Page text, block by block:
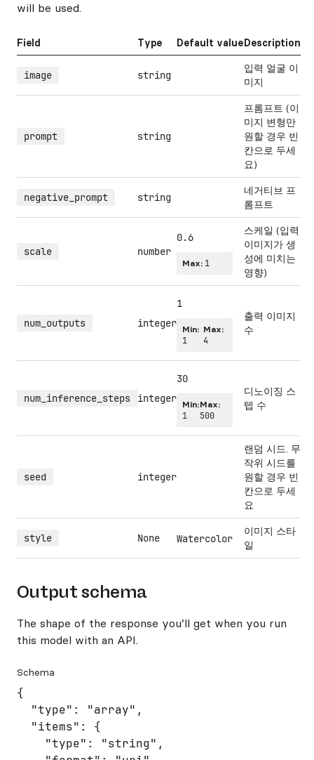
will be used.
Field Type Default valueDescription
image string
입력 얼굴 이
미지
prompt string
프롬프트 (이
미지 변형만
원할 경우 빈
칸으로 두세
요)
negative_prompt string
네거티브 프
롬프트
scale number
0.6
Max: 1
스케일 (입력
이미지가 생
성에 미치는
영향)
num_outputs integer
1
Min:
1
Max:
4
출력 이미지
수
num_inference_steps integer
30
Min:
1
Max:
500
디노이징 스
텝 수
seed integer
랜덤 시드. 무
작위 시드를
원할 경우 빈
칸으로 두세
요
style None Watercolor
이미지 스타
일
Output schema
The shape of the response you’ll get when you run
this model with an API.
Schema
{
  "type": "array",
  "items": {
    "type": "string",